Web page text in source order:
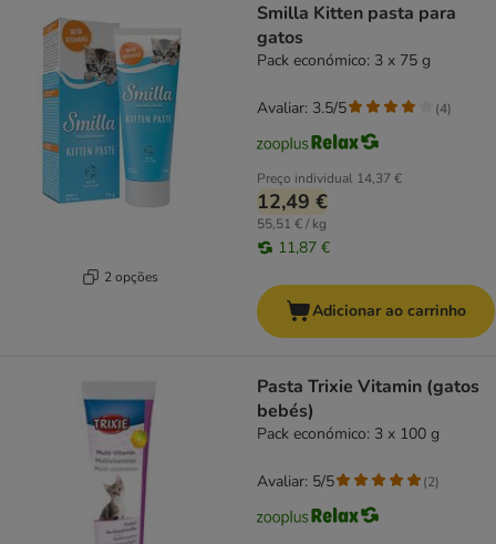
2 opções
Smilla Kitten pasta para
gatos
Pack económico: 3 x 75 g
Preço individual 14,37 €
12,49 €
55,51 € / kg
11,87 €
Avaliar: 3.5/5 (4)
Adicionar ao carrinho
Pasta Trixie Vitamin (gatos
bebés)
Pack económico: 3 x 100 g
Avaliar: 5/5 (2)